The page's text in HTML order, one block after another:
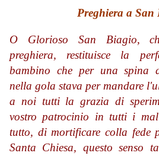
Preghiera a San
O Glorioso San Biagio,
preghiera, restituisce la
bambino che per una spina
nella gola stava per mandare
a noi tutti la grazia di
vostro patrocinio in tutti i
tutto, di mortificare colla fede
Santa Chiesa, questo senso